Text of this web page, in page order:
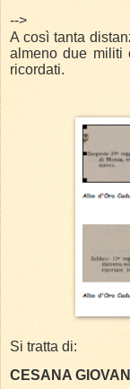
-->
A così tanta
almeno due militi
ricordati.
Si tratta di:
CESANA